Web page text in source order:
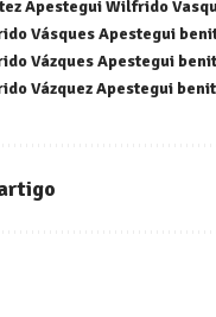
Apestegui Wilfrido
Vásques Apestegui
Vázques Apestegui
Vázquez Apestegui